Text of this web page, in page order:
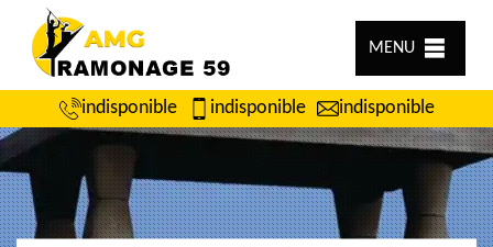
MENU
indisponible indisponible indisponible